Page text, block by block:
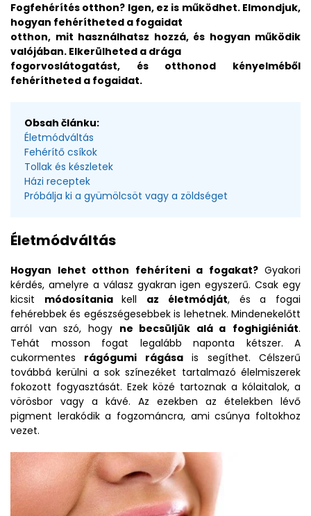
Fogfehérítés otthon? Igen, ez is működhet. Elmondjuk,
hogyan fehérítheted a fogaidat
otthon, mit használhatsz hozzá, és hogyan működik
valójában. Elkerülheted a drága
fogorvoslátogatást, és otthonod kényelméből
fehérítheted a fogaidat.
Obsah článku:
Életmódváltás
Fehérítő csíkok
Tollak és készletek
Házi receptek
Próbálja ki a gyümölcsöt vagy a zöldséget
Életmódváltás
Hogyan lehet otthon fehéríteni a fogakat?Gyakori
kérdés, amelyre a válasz gyakran igen egyszerű. Csak egy
kicsit módosítaniakell az életmódját, és a fogai
fehérebbek és egészségesebbek is lehetnek. Mindenekelőtt
arról van szó, hogy ne becsüljük alá a foghigiéniát.
Tehát mosson fogat legalább naponta kétszer. A
cukormentes rágógumi rágásais segíthet. Célszerű
továbbá kerülni a sok színezéket tartalmazó élelmiszerek
fokozott fogyasztását. Ezek közé tartoznak a kólaitalok, a
vörösbor vagy a kávé. Az ezekben az ételekben lévő
pigment lerakódik a fogzománcra, ami csúnya foltokhoz
vezet.